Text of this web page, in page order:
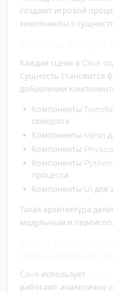
создают игровой
компоненты к
Каждая сцена в Cave
Сущность становится
добавлении
Компоненты
поворота
Компоненты Mesh
Компоненты
Компоненты Python
процесса
Компоненты UI для
Такая архитектура
модульным и
Cave использует
работают аналогично